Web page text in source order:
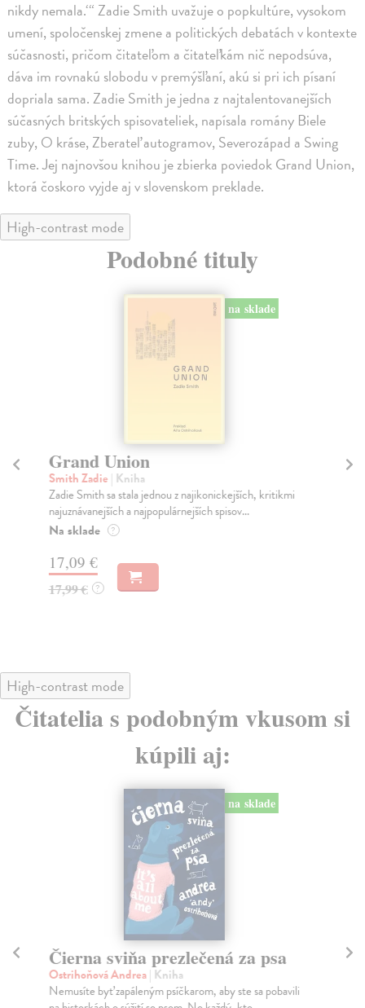
nikdy nemala.‘“ Zadie Smith uvažuje o popkultúre, vysokom
umení, spoločenskej zmene a politických debatách v kontexte
súčasnosti, pričom čitateľom a čitateľkám nič nepodsúva,
dáva im rovnakú slobodu v premýšľaní, akú si pri ich písaní
dopriala sama. Zadie Smith je jedna z najtalentovanejších
súčasných britských spisovateliek, napísala romány Biele
zuby, O kráse, Zberateľ autogramov, Severozápad a Swing
Time. Jej najnovšou knihou je zbierka poviedok Grand Union,
ktorá čoskoro vyjde aj v slovenskom preklade.
High-contrast mode
Podobné tituly
na sklade
Grand Union
Smith Zadie | Kniha
Zadie Smith sa stala jednou z najikonickejších, kritikmi
najuznávanejších a najpopulárnejších spisov...
Na sklade ?
17,09 €
17,99 € ?
High-contrast mode
Čitatelia s podobným vkusom si
kúpili aj:
na sklade
Čierna sviňa prezlečená za psa
Ostrihoňová Andrea| Kniha
Nemusíte byť zapáleným psíčkarom, aby ste sa pobavili